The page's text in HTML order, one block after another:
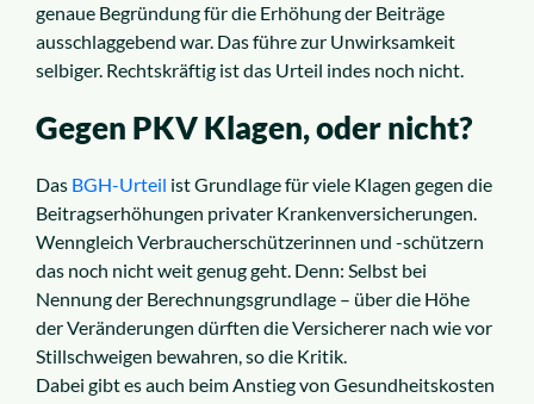
genaue Begründung für die Erhöhung der Beiträge
ausschlaggebend war. Das führe zur Unwirksamkeit
selbiger. Rechtskräftig ist das Urteil indes noch nicht.
Gegen PKV Klagen, oder nicht?
Das BGH-Urteil ist Grundlage für viele Klagen gegen die
Beitragserhöhungen privater Krankenversicherungen.
Wenngleich Verbraucherschützerinnen und -schützern
das noch nicht weit genug geht. Denn: Selbst bei
Nennung der Berechnungsgrundlage – über die Höhe
der Veränderungen dürften die Versicherer nach wie vor
Stillschweigen bewahren, so die Kritik.
Dabei gibt es auch beim Anstieg von Gesundheitskosten